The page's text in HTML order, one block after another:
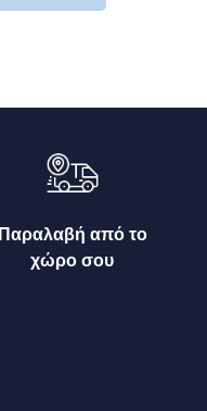
Παραλαβή από το
χώρο σου